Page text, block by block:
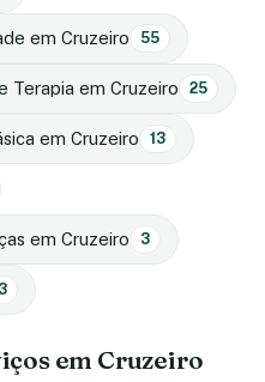
em Cruzeiro 55
Terapia em Cruzeiro 25
em Cruzeiro 13
em Cruzeiro 3
3
em Cruzeiro